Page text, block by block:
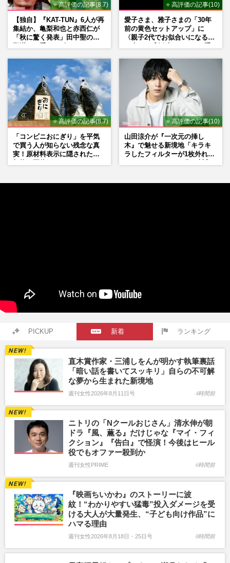
⭐ 高評価の記事(8.7)
【独自】『KAT-TUN』6人が再
集結か、亀梨和也と赤西仁が
「秋に驚く発表」田中聖の刑
⭐ 高評価の記事(10)
愛子さま、雅子さまの「30年
前の黄色セットアップ」に
〈親子2代でお似合いになる〉
⭐ 高評価の記事(8.7)
「コンビニおにぎり」を平気
で買う人が知らない残念な真
実！原材料表示に隠された添
⭐ 高評価の記事(10)
山田涼介が『一次元の挿し
木』で魅せる新境地「キラキ
ラしたフィルターが1枚外れて
PICKUP 新着 ランキング
直木賞作家・三浦しをんが明かす執筆裏話
「暗い話を書いてスッキリ」自らの不可解
な夢から生まれた新境地
週刊女性2026年8月11日号 4時間前
ニトリの「Nクールおじさん」清水伸が朝
ドラ『風、薫る』だけじゃな『マイ・フィ
クション』『告白』で怪演！今後はヒール
役でもオファー殺到か
週刊女性PRIME 6時間前
『映画ちいかわ』のストーリーに波
紋！“わかりやすい猛毒”投入ダメージを受
ける大人が大量発生、“子ども向け作品”に
ハマる理由
週刊女性2026年8月18日・25日号 8時間前